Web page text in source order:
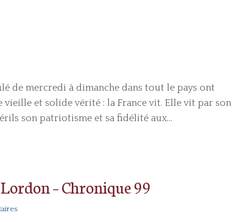
de mercredi à dimanche dans tout le pays ont
et solide vérité : la France vit. Elle vit par son
son patriotisme et sa fidélité aux...
– Chronique 99